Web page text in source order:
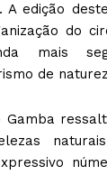
A edição
do
mais
de